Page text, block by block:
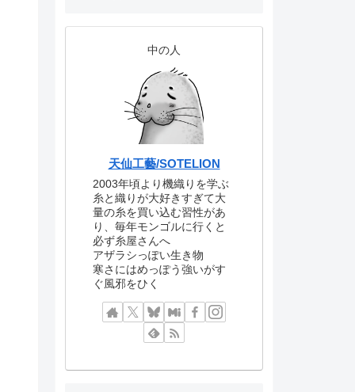
中の人
天仙工藝/SOTELION
2003年頃より機織りを学ぶ
糸と織りが大好きすぎて大
量の糸を買い込む習性があ
り、毎年モンゴルに行くと
必ず糸屋さんへ
アザラシっぽい生き物
寒さにはめっぽう強いがす
ぐ風邪をひく